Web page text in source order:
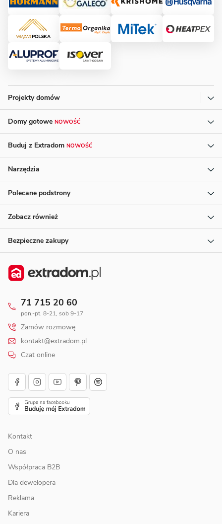
Projekty domów
Domy gotowe NOWOŚĆ
Buduj z Extradom NOWOŚĆ
Narzędzia
Polecane podstrony
Zobacz również
Bezpieczne zakupy
71 715 20 60
pon.-pt. 8-21, sob 9-17
Zamów rozmowę
kontakt@extradom.pl
Czat online
Kontakt
O nas
Współpraca B2B
Dla dewelopera
Reklama
Kariera